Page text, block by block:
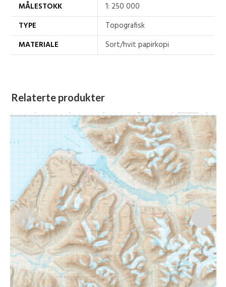
MÅLESTOKK
1: 250 000
TYPE
Topografisk
MATERIALE
Sort/hvit papirkopi
Relaterte produkter